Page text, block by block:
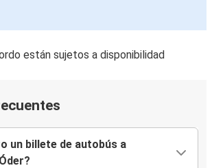
están sujetos a disponibilidad
un billete de autobús a